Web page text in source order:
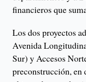
financieros que
Los dos proyectos
Avenida
Sur) y Accesos
preconstrucción, en